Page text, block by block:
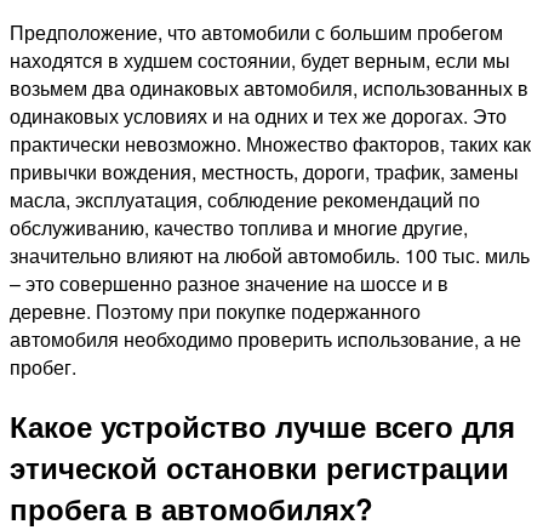
Предположение, что автомобили с большим пробегом
находятся в худшем состоянии, будет верным, если мы
возьмем два одинаковых автомобиля, использованных в
одинаковых условиях и на одних и тех же дорогах. Это
практически невозможно. Множество факторов, таких как
привычки вождения, местность, дороги, трафик, замены
масла, эксплуатация, соблюдение рекомендаций по
обслуживанию, качество топлива и многие другие,
значительно влияют на любой автомобиль. 100 тыс. миль
– это совершенно разное значение на шоссе и в
деревне. Поэтому при покупке подержанного
автомобиля необходимо проверить использование, а не
пробег.
Какое устройство лучше всего для
этической остановки регистрации
пробега в автомобилях?